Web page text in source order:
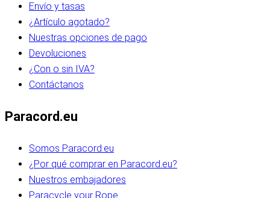
Envío y tasas
¿Artículo agotado?
Nuestras opciones de pago
Devoluciones
¿Con o sin IVA?
Contáctanos
Paracord.eu
Somos Paracord.eu
¿Por qué comprar en Paracord.eu?
Nuestros embajadores
Paracycle your Rope